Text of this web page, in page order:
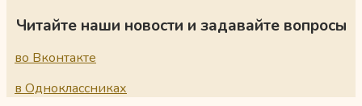
Читайте наши новости и задавайте вопросы
во Вконтакте
в Одноклассниках